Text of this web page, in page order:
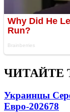
ЧИТАЙТЕ
Украинцы
Евро-202678